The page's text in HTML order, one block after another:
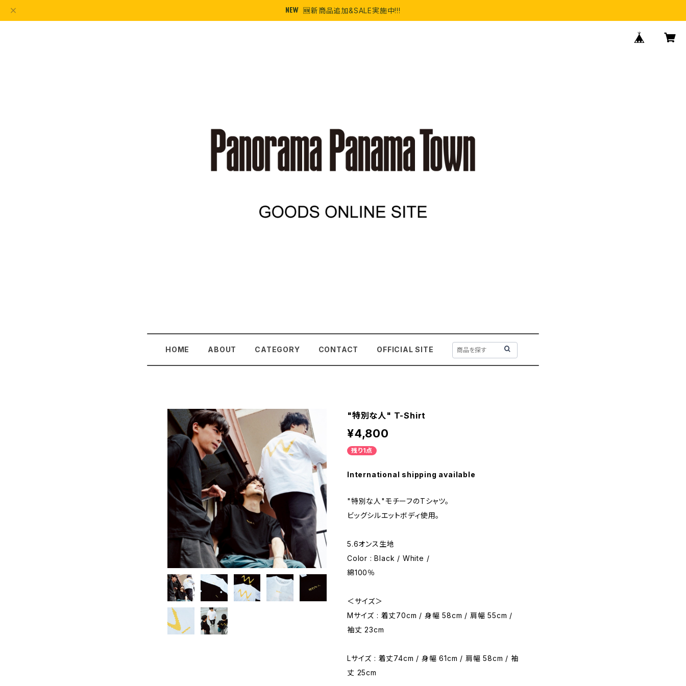
🆕新商品追加&SALE実施中!!!
HOME ABOUT CATEGORY CONTACT OFFICIAL SITE
"特別な人" T-Shirt
¥4,800
残り1点
International shipping available
"特別な人"モチーフのTシャツ。
ビッグシルエットボディ使用。
5.6オンス生地
Color : Black / White /
綿100％
＜サイズ＞
Mサイズ : 着丈70cm / 身幅 58cm / 肩幅 55cm /
袖丈 23cm
Lサイズ : 着丈74cm / 身幅 61cm / 肩幅 58cm / 袖
丈 25cm